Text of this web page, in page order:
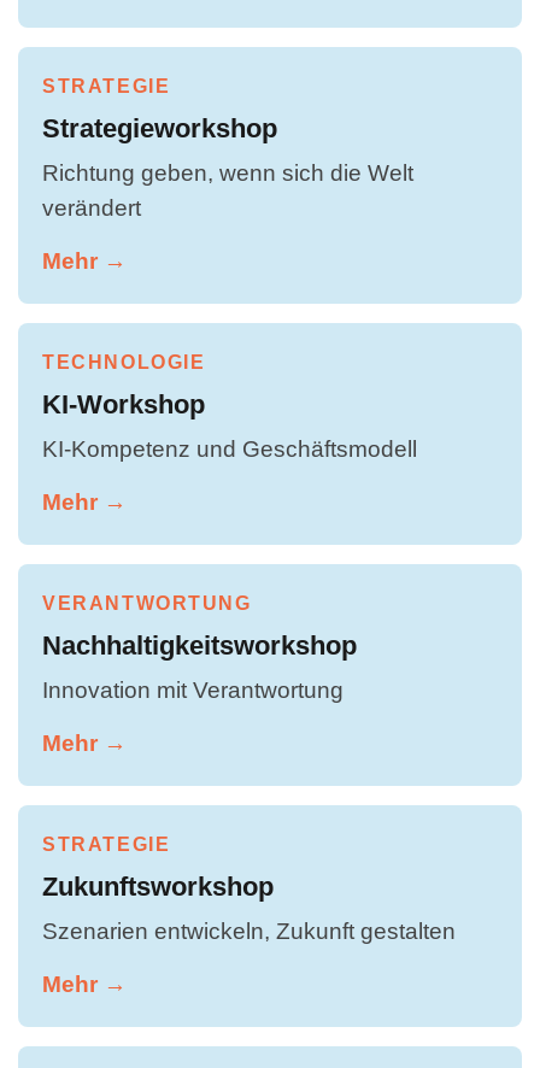
STRATEGIE
Strategieworkshop
Richtung geben, wenn sich die Welt
verändert
Mehr →
TECHNOLOGIE
KI-Workshop
KI-Kompetenz und Geschäftsmodell
Mehr →
VERANTWORTUNG
Nachhaltigkeitsworkshop
Innovation mit Verantwortung
Mehr →
STRATEGIE
Zukunftsworkshop
Szenarien entwickeln, Zukunft gestalten
Mehr →